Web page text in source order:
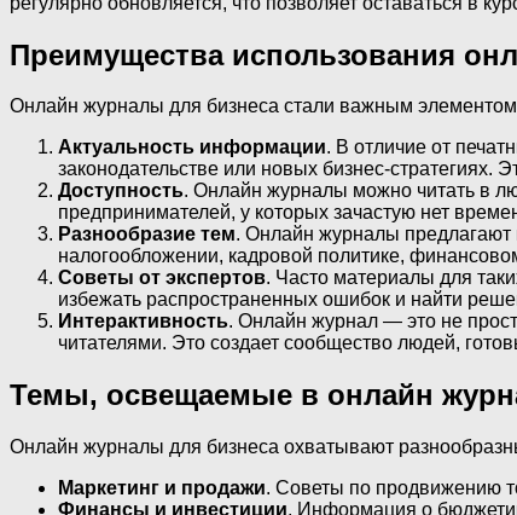
Преимущества использования
Онлайн журналы для бизнеса стали важным
Актуальность информации. В отличие от
законодательстве или новых бизнес-
Доступность. Онлайн журналы можно читать в
предпринимателей, у которых зачастую нет
Разнообразие тем. Онлайн журналы предлагают
налогообложении, кадровой политике,
Советы от экспертов. Часто материалы для
избежать распространенных ошибок и найти
Интерактивность. Онлайн журнал — это не
читателями. Это создает сообщество людей,
Темы, освещаемые в онлайн
Онлайн журналы для бизнеса охватывают
Маркетинг и продажи. Советы по продвижению
Финансы и инвестиции. Информация о